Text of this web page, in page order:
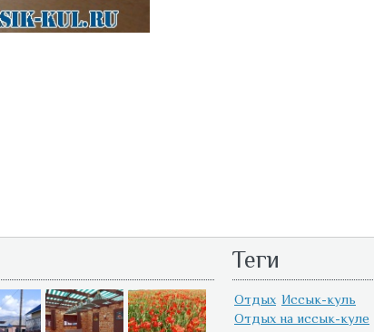
Теги
Отдых Иссык-куль
Отдых на иссык-куле